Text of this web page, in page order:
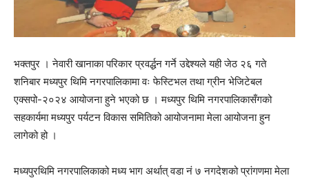
भक्तपुर । नेवारी खानाका परिकार प्रवर्द्धन गर्ने उद्देश्यले यही जेठ २६ गते
शनिबार मध्यपुर थिमि नगरपालिकामा वः फेस्टिभल तथा ग्रीन भेजिटेबल
एक्सपो-२०२४ आयोजना हुने भएको छ । मध्यपुर थिमि नगरपालिकासँगको
सहकार्यमा मध्यपुर पर्यटन विकास समितिको आयोजनामा मेला आयोजना हुन
लागेको हो ।
मध्यपुरथिमि नगरपालिकाको मध्य भाग अर्थात् वडा नं ७ नगदेशको प्रांगणमा मेला